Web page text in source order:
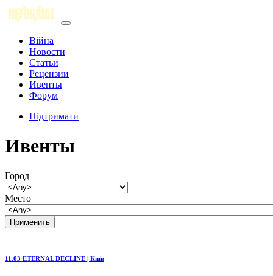
Війна
Новости
Статьи
Рецензии
Ивенты
Форум
Підтримати
Ивенты
Город
Место
11.03 ETERNAL DECLINE | Київ